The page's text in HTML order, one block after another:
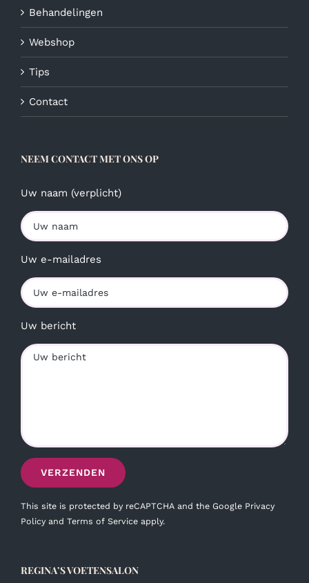
Behandelingen
Webshop
Tips
Contact
NEEM CONTACT MET ONS OP
Uw naam (verplicht)
Uw e-mailadres
Uw bericht
This site is protected by reCAPTCHA and the Google Privacy
Policy and Terms of Service apply.
REGINA’S VOETENSALON